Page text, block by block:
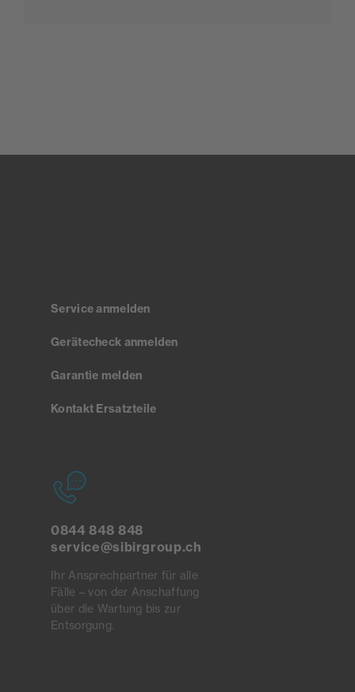
Service anmelden
Gerätecheck anmelden
Garantie melden
Kontakt Ersatzteile
0844 848 848
service@sibirgroup.ch
Ihr Ansprechpartner für alle
Fälle – von der Anschaffung
über die Wartung bis zur
Entsorgung.